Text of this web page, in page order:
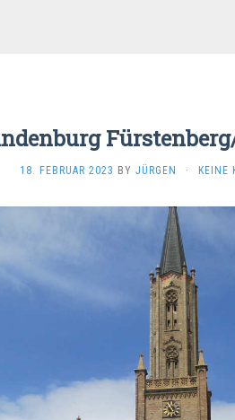
18. FEBRUAR 2023 BY JÜRGEN · KEINE